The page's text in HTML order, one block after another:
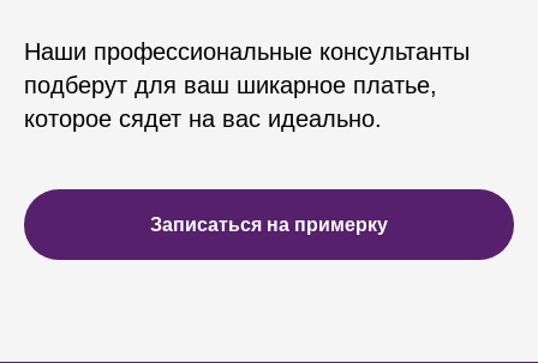
Наши профессиональные консультанты
подберут для ваш шикарное платье,
которое сядет на вас идеально.
Записаться на примерку